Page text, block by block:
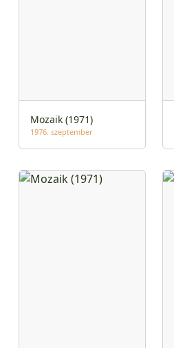
Mozaik (1971)
1976. szeptember